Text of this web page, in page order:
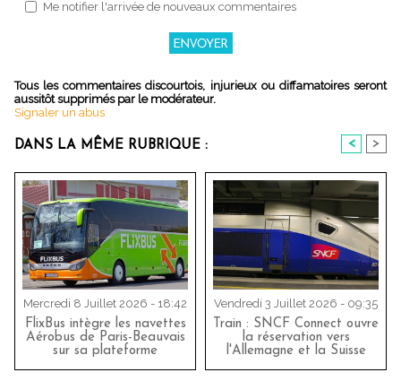
Me notifier l'arrivée de nouveaux commentaires
Tous les commentaires discourtois, injurieux ou diffamatoires seront
aussitôt supprimés par le modérateur.
Signaler un abus
DANS LA MÊME RUBRIQUE : < >
Mercredi 8 Juillet 2026 - 18:42
FlixBus intègre les navettes
Aérobus de Paris-Beauvais
sur sa plateforme
Vendredi 3 Juillet 2026 - 09:35
Train : SNCF Connect ouvre
la réservation vers
l'Allemagne et la Suisse